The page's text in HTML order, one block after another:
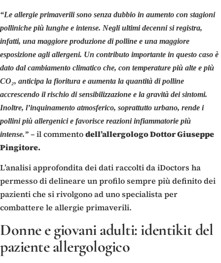
“Le allergie primaverili sono senza dubbio in aumento con stagioni
polliniche più lunghe e intense. Negli ultimi decenni si registra,
infatti, una maggiore produzione di polline e una maggiore
esposizione agli allergeni. Un contributo importante in questo caso è
dato dal cambiamento climatico che, con temperature più alte e più
CO₂, anticipa la fioritura e aumenta la quantità di polline
accrescendo il rischio di sensibilizzazione e la gravità dei sintomi.
Inoltre, l’inquinamento atmosferico, soprattutto urbano, rende i
pollini più allergenici e favorisce reazioni infiammatorie più
intense.” – il commentodell’allergologo Dottor Giuseppe
Pingitore.
L’analisi approfondita dei dati raccolti da iDoctors ha
permesso di delineare un profilo sempre più definito dei
pazienti che si rivolgono ad uno specialista per
combattere le allergie primaverili.
Donne e giovani adulti: identikit del
paziente allergologico